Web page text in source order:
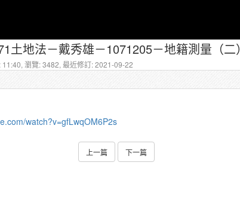
土地法－戴秀雄－1071205－地籍測量（二）
11:40, 瀏覽: 3482, 最近修訂: 2021-09-22
watch?v=gfLwqOM6P2s
上一篇 下一篇